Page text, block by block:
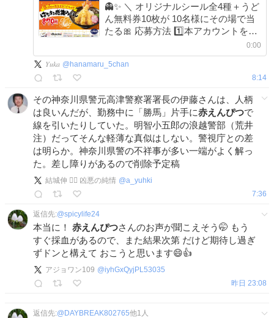
👻✨ ＼ オリジナルシール全4種＋うど
ん無料券10枚が 10名様にその場で当
たる🎀 応募方法 1️⃣本アカウントをフ
ォロー 2️⃣ ＃はなまるうどんの日 を付
けて本投稿を8/11 8:59迄に引用ポスト
0:00
𝑌𝑢𝑘𝑎 @ hanamaru_5chan
8:14
その神奈川県警元高津警察署署長の伊藤さんは、人柄
は良いんだが、勤務中に「勝馬」片手に赤えんぴつで
線を引いたりしていた。明智小五郎の浪越警部（荒井
注）だってそんな軽薄な真似はしない。警視庁との差
は明らか。神奈川県警の不祥事が多い一端がよく解っ
た。差し障りがあるので削除予定稿
結城伸 🤼‍♀️ 凶悪の純情 @a_yuhki
7:36
返信先:@spicylife24
本当に！ 赤えんぴつさんのお声が聞こえそう🤭 もう
すぐ採血があるので、また結果次第 だけど期待し過ぎ
ずドンと構えて おこうと思います😄👍
アジョワン109 @iyhGxQyjPL53035
昨日 23:08
返信先:@ DAYBREAK802765他1 人